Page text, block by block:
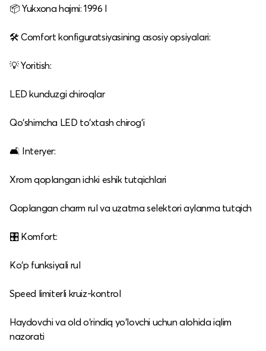
📦 Yukxona hajmi: 1996 l
🛠️ Comfort konfiguratsiyasining asosiy opsiyalari:
💡 Yoritish:
LED kunduzgi chiroqlar
Qo‘shimcha LED to‘xtash chirog‘i
🛋️ Interyer:
Xrom qoplangan ichki eshik tutqichlari
Qoplangan charm rul va uzatma selektori aylanma tutqich
🎛️ Komfort:
Ko‘p funksiyali rul
Speed limiterli kruiz‑kontrol
Haydovchi va old o‘rindiq yo‘lovchi uchun alohida iqlim
nazorati